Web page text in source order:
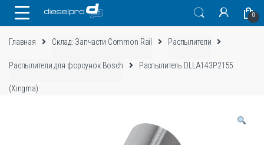
0
Главная Склад: Запчасти Common Rail Распылители
Распылители для форсунок Bosch Распылитель DLLA143P2155
(Xingma)